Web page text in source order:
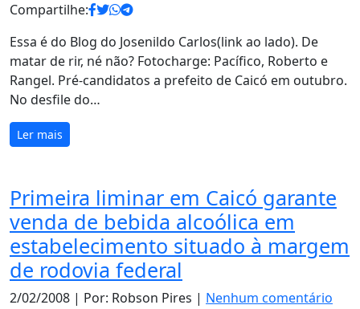
Compartilhe:
Essa é do Blog do Josenildo Carlos(link ao lado). De
matar de rir, né não? Fotocharge: Pacífico, Roberto e
Rangel. Pré-candidatos a prefeito de Caicó em outubro.
No desfile do…
Ler mais
Primeira liminar em Caicó garante
venda de bebida alcoólica em
estabelecimento situado à margem
de rodovia federal
2/02/2008 | Por: Robson Pires | Nenhum comentário